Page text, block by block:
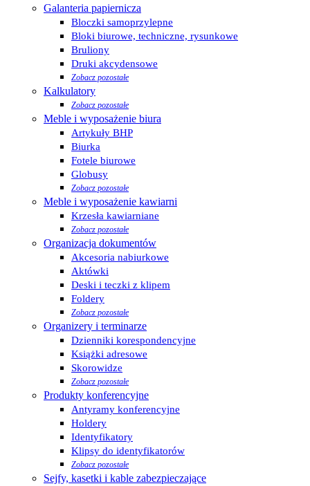
Galanteria papiernicza
Bloczki samoprzylepne
Bloki biurowe, techniczne, rysunkowe
Bruliony
Druki akcydensowe
Zobacz pozostałe
Kalkulatory
Zobacz pozostałe
Meble i wyposażenie biura
Artykuły BHP
Biurka
Fotele biurowe
Globusy
Zobacz pozostałe
Meble i wyposażenie kawiarni
Krzesła kawiarniane
Zobacz pozostałe
Organizacja dokumentów
Akcesoria nabiurkowe
Aktówki
Deski i teczki z klipem
Foldery
Zobacz pozostałe
Organizery i terminarze
Dzienniki korespondencyjne
Książki adresowe
Skorowidze
Zobacz pozostałe
Produkty konferencyjne
Antyramy konferencyjne
Holdery
Identyfikatory
Klipsy do identyfikatorów
Zobacz pozostałe
Sejfy, kasetki i kable zabezpieczające